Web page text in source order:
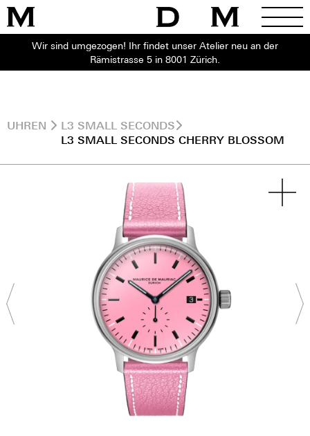
Wir sind umgezogen! Ihr findet unser Atelier neu an der
Rämistrasse 5 in 8001 Zürich.
UHREN
L3 SMALL SECONDS
L3 SMALL SECONDS CHERRY BLOSSOM